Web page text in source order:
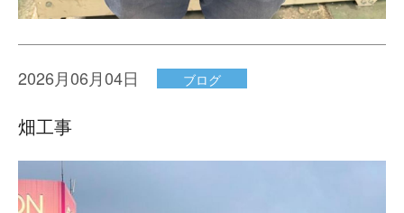
2026月06月04日 ブログ
畑工事